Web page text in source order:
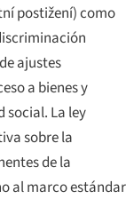
postižení) como
ajustes
a bienes y
social. La ley
sobre la
de la
al marco estándar